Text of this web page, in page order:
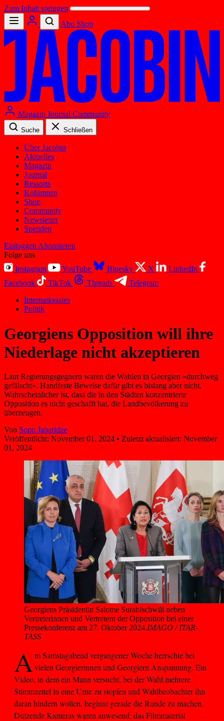
Zum Inhalt springen
Abo Shop
Magazin Journal Community
Suche Schließen
Über Jacobin
Aktuelles
Magazin
Journal
Ressorts
Kolumnen
Shop
Community
Newsletter
Spenden
Einloggen Abonnieren
Folge uns
Instagram
YouTube Bluesky X
LinkedIn
Facebook
TikTok Threads
Telegram
Internationales
Politik
Georgiens Opposition will ihre
Niederlage nicht akzeptieren
Laut Regierungsgegnern waren die Wahlen in Georgien »durchweg
gefälscht«. Handfeste Beweise dafür gibt es bislang aber nicht.
Wahrscheinlicher ist, dass die in den Städten konzentrierte
Opposition es nicht geschafft hat, die Landbevölkerung zu
überzeugen.
Von Sopo Japaridze
Veröffentlicht: November 01, 2024 • Zuletzt aktualisiert: November
01, 2024
Georgiens Präsidentin Salome Surabischwili neben
Vertreterinnen und Vertretern der Opposition bei einer
Pressekonferenz am 27. Oktober 2024.IMAGO / ITAR-
TASS
Am Samstagabend vergangener Woche herrschte bei
vielen Georgierinnen und Georgiern Anspannung. Ein
Video, in dem ein Mann versucht, bei der Wahl mehrere
Stimmzettel in eine Urne zu stopfen und Wahlbeobachter ihn
daran hindern wollen, beginnt gerade die Runde zu machen.
Dutzende Kameras waren anwesend; das Filmmaterial